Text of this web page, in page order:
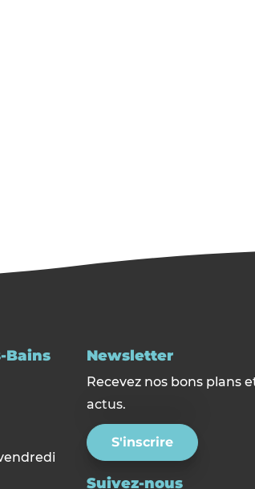
Bains Newsletter
Recevez nos bons plans
actus.
S'inscrire
Suivez-nous